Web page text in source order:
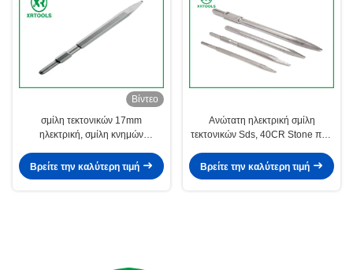
Βίντεο
σμίλη τεκτονικών 17mm
ηλεκτρική, σμίλη κνημών
Mohel για το διακόπτη Makita
Βρείτε την καλύτερη τιμή
Ανώτατη ηλεκτρική σμίλη
τεκτονικών Sds, 40CR Stone που
τοίχο
Βρείτε την καλύτερη τιμή